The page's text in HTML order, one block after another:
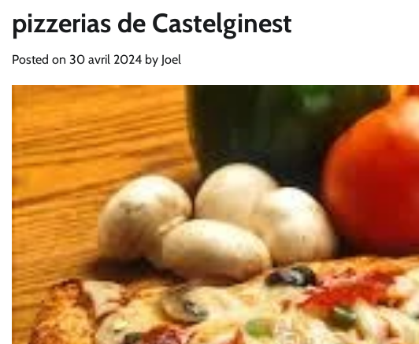
pizzerias de Castelginest
Posted on 30 avril 2024 by Joel